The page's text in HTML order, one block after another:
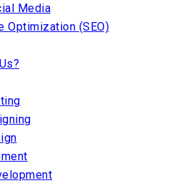
Media
Optimization (SEO)